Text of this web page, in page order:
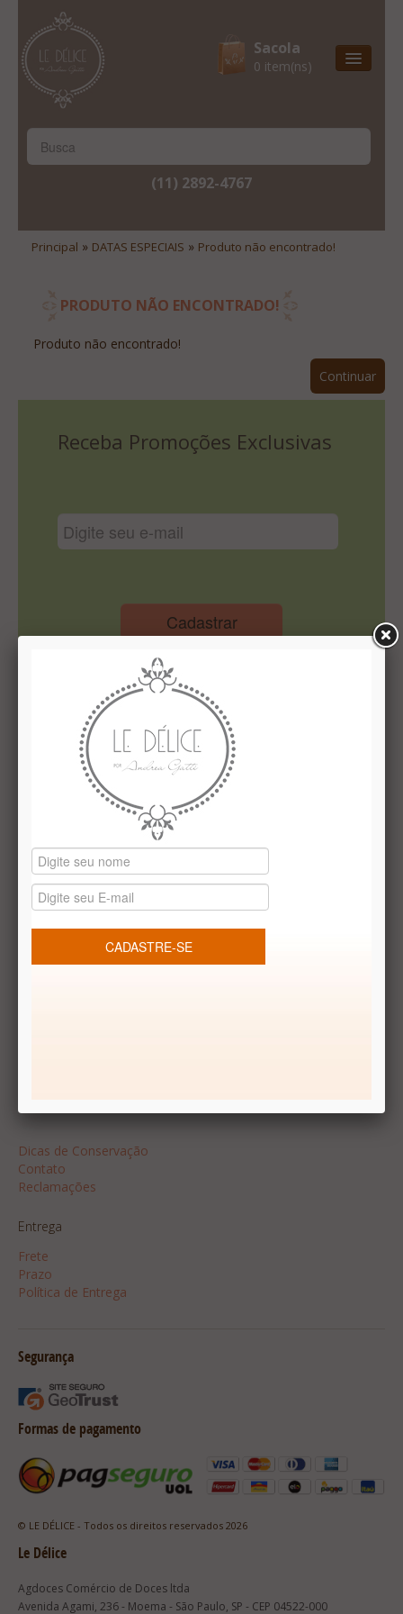
Sacola
0 item(ns)
Natal & 2017
Lista De Desejos
Minha Conta
Site Institucional
Lista De Desejos
(11) 2892-4767
Principal » DATAS ESPECIAIS » Produto não encontrado!
PRODUTO NÃO ENCONTRADO!
Produto não encontrado!
Continuar
Receba Promoções Exclusivas
Cadastrar
Institucional
Quem Somos
Le Délice Atelier
Lista de comparação
Vale presentes
Produtos temáticos
REDES SOCIAIS
Dicas de Conservação
Contato
Reclamações
Entrega
Frete
Prazo
Política de Entrega
Segurança
Formas de pagamento
© LE DÉLICE - Todos os direitos reservados 2026
Le Délice
Agdoces Comércio de Doces ltda
Avenida Agami, 236 - Moema - São Paulo, SP - CEP 04522-000